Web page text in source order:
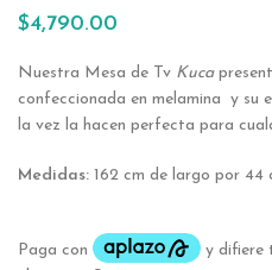
$4,790.00
Nuestra Mesa de Tv Kuca
confeccionada en melamina y su
la vez la hacen perfecta para
Medidas: 162 cm de largo por 44